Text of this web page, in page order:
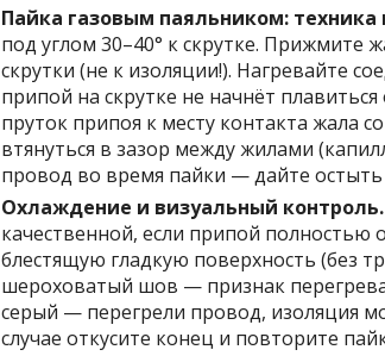
Пайка газовым паяльником: техника
под углом 30–40° к скрутке. Прижмите
скрутки (не к изоляции!). Нагревайте
припой на скрутке не начнёт
пруток припоя к месту контакта жала
втянуться в зазор между жилами
провод во время пайки — дайте остыть
Охлаждение и визуальный контроль.
качественной, если припой полностью
блестящую гладкую поверхность (без
шероховатый шов — признак
серый — перегрели провод, изоляция
случае откусите конец и повторите